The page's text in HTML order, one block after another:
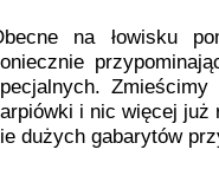
na łowisku
i nic więcej już
dużych gabarytów